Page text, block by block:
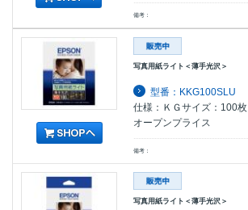
備考：
写真用紙ライト＜薄手光沢＞
型番：KKG100SLU
仕様：ＫＧサイズ：100枚
オープンプライス
備考：
写真用紙ライト＜薄手光沢＞